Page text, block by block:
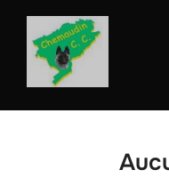
Aller
contenu